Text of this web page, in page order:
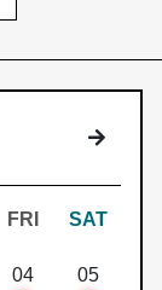
下個月
FRI SAT
04 05